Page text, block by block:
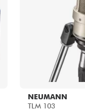
NEUMANN
TLM 103